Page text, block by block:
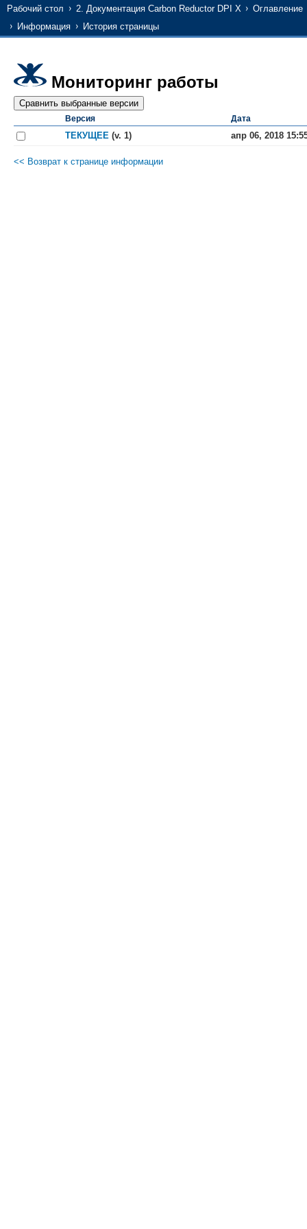
Рабочий стол 2. Документация Carbon Reductor DPI X
Оглавление
Информация
История страницы
Мониторинг работы
Версия Дата
ТЕКУЩЕЕ (v. 1) апр 06, 2018
<< Возврат к странице информации